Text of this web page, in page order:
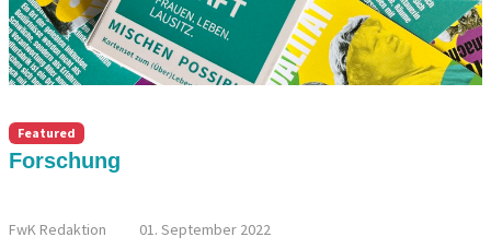
Featured
FwK Redaktion
Forschung
01. September 2022